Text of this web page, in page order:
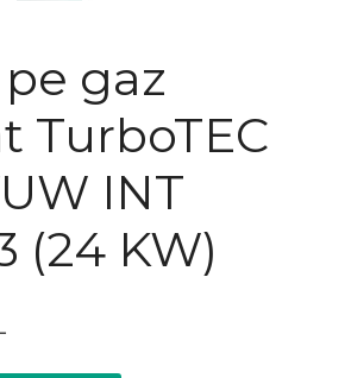
gaz
TurboTEC
INT
(24 KW)